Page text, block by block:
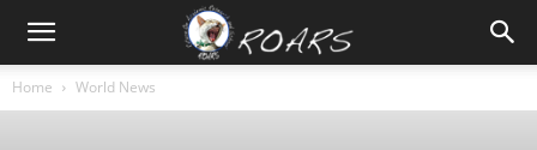
Home World News